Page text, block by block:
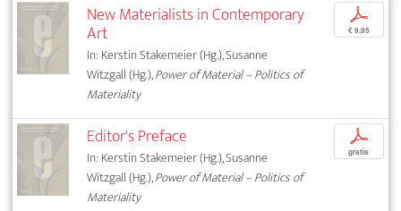
New Materialists in Contemporary
Art
In: Kerstin Stakemeier (Hg.), Susanne
Witzgall (Hg.),Power of Material – Politics of
Materiality
p
€ 9,95
Editor's Preface
In: Kerstin Stakemeier (Hg.), Susanne
Witzgall (Hg.),Power of Material – Politics of
Materiality
p
gratis